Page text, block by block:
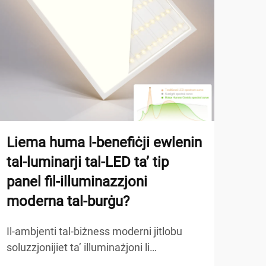
Liema huma l-benefiċji ewlenin
tal-luminarji tal-LED ta’ tip
panel fil-illuminazzjoni
moderna tal-burġu?
Il-ambjenti tal-biżness moderni jitlobu
soluzzjonijiet ta’ illuminażjoni li